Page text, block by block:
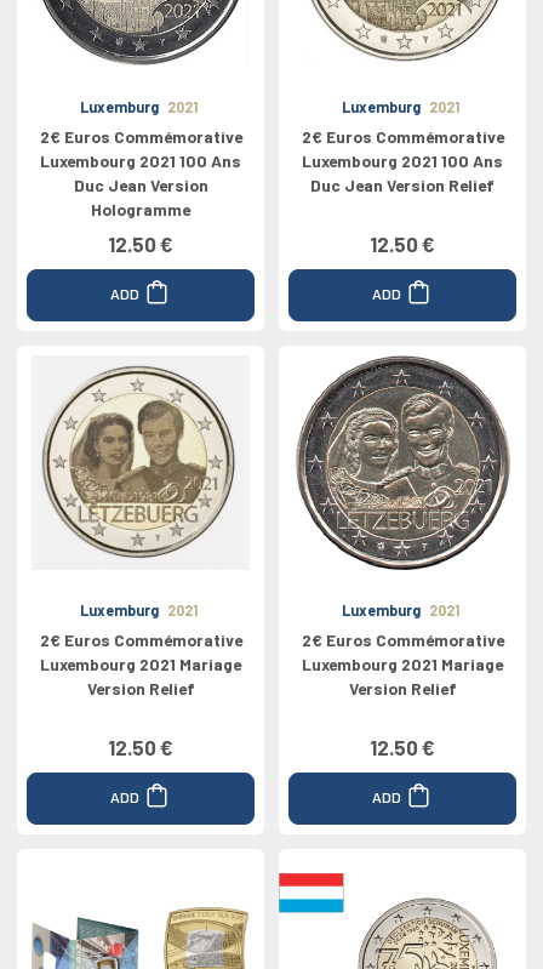
Luxemburg 2021
2€ Euros Commémorative
Luxembourg 2021 100 Ans
Duc Jean Version
Hologramme
12.50 €
ADD
Luxemburg 2021
2€ Euros Commémorative
Luxembourg 2021 100 Ans
Duc Jean Version Relief
12.50 €
ADD
Luxemburg 2021
2€ Euros Commémorative
Luxembourg 2021 Mariage
Version Relief
12.50 €
ADD
Luxemburg 2021
2€ Euros Commémorative
Luxembourg 2021 Mariage
Version Relief
12.50 €
ADD